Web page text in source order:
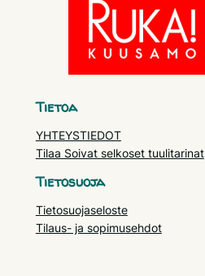
Tietoa
YHTEYSTIEDOT
Tilaa Soivat selkoset tuulitarinat
Tietosuoja
Tietosuojaseloste
Tilaus- ja sopimusehdot